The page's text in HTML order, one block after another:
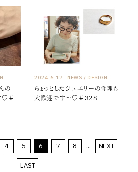
の
♡＃
2024.6.17 NEWS DESIGN
ちょっとしたジュエリーの修理も
大歓迎です～♡＃328
4 5 6 7 8 ... NEXT
LAST